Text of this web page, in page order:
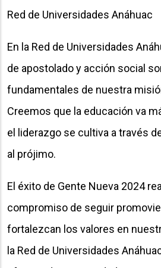
Red de Universidades Anáhuac
En la Red de Universidades
de apostolado y acción social
fundamentales de nuestra
Creemos que la educación va
el liderazgo se cultiva a través
al prójimo.
El éxito de Gente Nueva 2024
compromiso de seguir
fortalezcan los valores en
la Red de Universidades